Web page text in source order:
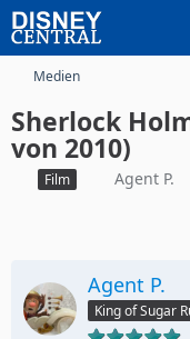
Medien
Sherlock
von 2010)
Film Agent P.
Agent P.
King of Sugar